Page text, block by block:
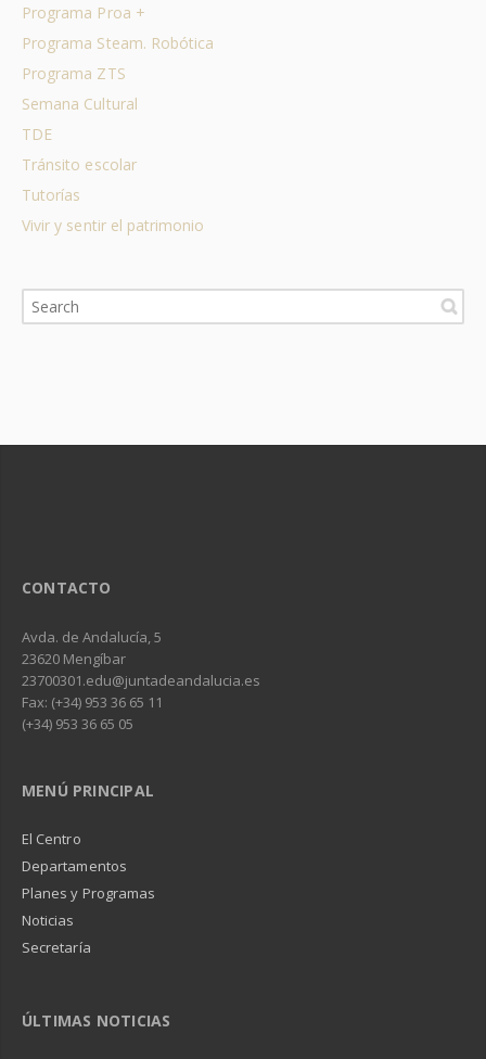
Programa Proa +
Programa Steam. Robótica
Programa ZTS
Semana Cultural
TDE
Tránsito escolar
Tutorías
Vivir y sentir el patrimonio
CONTACTO
Avda. de Andalucía, 5
23620 Mengíbar
23700301.edu@juntadeandalucia.es
Fax: (+34) 953 36 65 11
(+34) 953 36 65 05
MENÚ PRINCIPAL
El Centro
Departamentos
Planes y Programas
Noticias
Secretaría
ÚLTIMAS NOTICIAS